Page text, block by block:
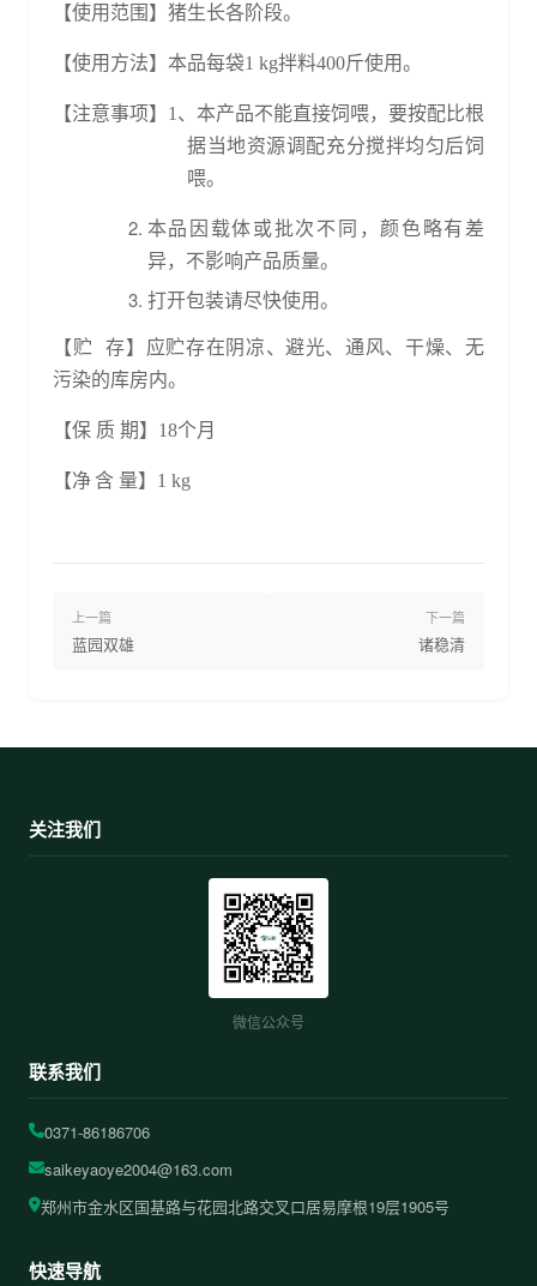
【使用 范围 】 猪生长各阶段。
【使用 方法】 本品每袋1 kg拌料400斤使用。
【注意事项】 1、本产品不能直接饲喂，要按配比根
据当地资源调配充分搅拌均匀后饲
喂。
本品因载体或批次不同 ， 颜色略有差
异， 不影响产品质量。
打开包装请尽快使用。
【贮 存】 应贮存在阴凉、避光、通风、干燥、无
污染的库房内。
【保 质 期】 18个月
【净 含 量】 1 kg
上一篇
蓝园双雄
下一篇
诸稳清
关注我们
微信公众号
联系我们
0371-86186706
saikeyaoye2004@163.com
郑州市金水区国基路与花园北路交叉口居易摩根19层1905号
快速导航